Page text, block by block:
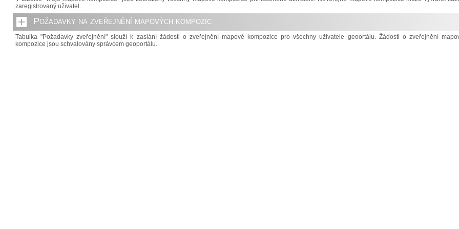
zaregistrovaný uživatel.
Požadavky na zveřejnění mapových kompozic
Tabulka "Požadavky zveřejnění" slouží k zaslání žádosti o zveřejnění mapové kompozice pro všechny uživatele geoortálu. Žádosti o zveřejnění
kompozice jsou schvalovány správcem geoportálu.